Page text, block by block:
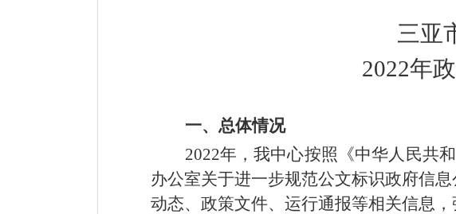
三亚
2022年
一、总体情况
2022年，我中心按照《中华人民共
办公室关于进一步规范公文标识政府信
动态、政策文件、运行通报等相关信息